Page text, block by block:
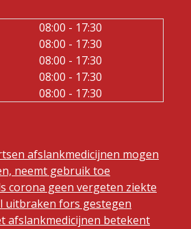
08:00 - 17:30
08:00 - 17:30
08:00 - 17:30
08:00 - 17:30
08:00 - 17:30
afslankmedicijnen mogen
neemt gebruik toe
corona geen vergeten ziekte
uitbraken fors gestegen
afslankmedicijnen betekent